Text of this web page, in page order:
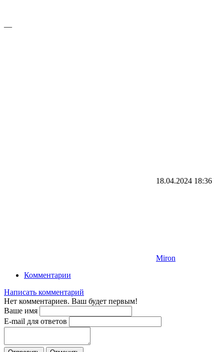
—
18.04.2024 18:36
Miron
Комментарии
Написать комментарий
Нет комментариев. Ваш будет первым!
Ваше имя
E-mail для ответов